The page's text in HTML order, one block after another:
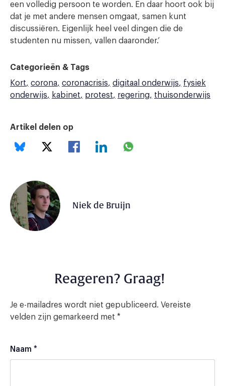
een volledig persoon te worden. En daar hoort ook bij
dat je met andere mensen omgaat, samen kunt
discussiëren. Eigenlijk heel veel dingen die de
studenten nu missen, vallen daaronder.’
Categorieën & Tags
Kort
corona coronacrisis digitaal onderwijs
fysiek
onderwijs
kabinet protest regering thuisonderwijs
Artikel delen op
Niek de Bruijn
Reageren? Graag!
Je e-mailadres wordt niet gepubliceerd. Vereiste
velden zijn gemarkeerd met *
Naam *